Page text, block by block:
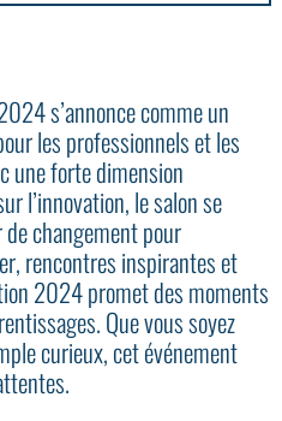
s’annonce comme un
les professionnels et les
une forte dimension
l’innovation, le salon se
changement pour
rencontres inspirantes et
2024 promet des moments
Que vous soyez
curieux, cet événement